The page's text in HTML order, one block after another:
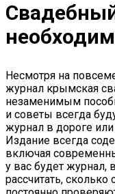
Несмотря на
журнал крымская
незаменимым
и советы всегда
журнал в дороге
Издание всегда
включая
у вас будет журнал,
рассчитать,